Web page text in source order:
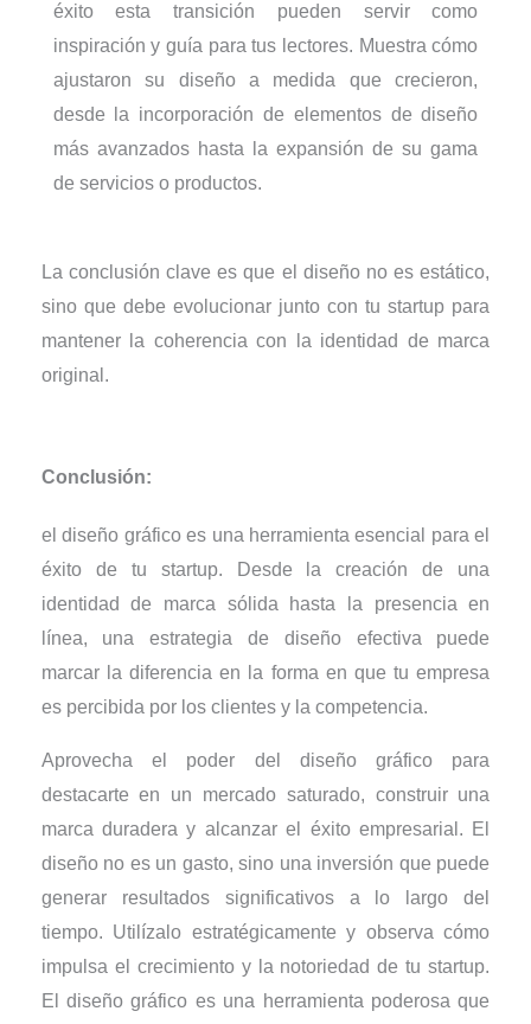
éxito esta transición pueden servir como
inspiración y guía para tus lectores. Muestra cómo
ajustaron su diseño a medida que crecieron,
desde la incorporación de elementos de diseño
más avanzados hasta la expansión de su gama
de servicios o productos.
La conclusión clave es que el diseño no es estático,
sino que debe evolucionar junto con tu startup para
mantener la coherencia con la identidad de marca
original.
Conclusión:
el diseño gráfico es una herramienta esencial para el
éxito de tu startup. Desde la creación de una
identidad de marca sólida hasta la presencia en
línea, una estrategia de diseño efectiva puede
marcar la diferencia en la forma en que tu empresa
es percibida por los clientes y la competencia.
Aprovecha el poder del diseño gráfico para
destacarte en un mercado saturado, construir una
marca duradera y alcanzar el éxito empresarial. El
diseño no es un gasto, sino una inversión que puede
generar resultados significativos a lo largo del
tiempo. Utilízalo estratégicamente y observa cómo
impulsa el crecimiento y la notoriedad de tu startup.
El diseño gráfico es una herramienta poderosa que